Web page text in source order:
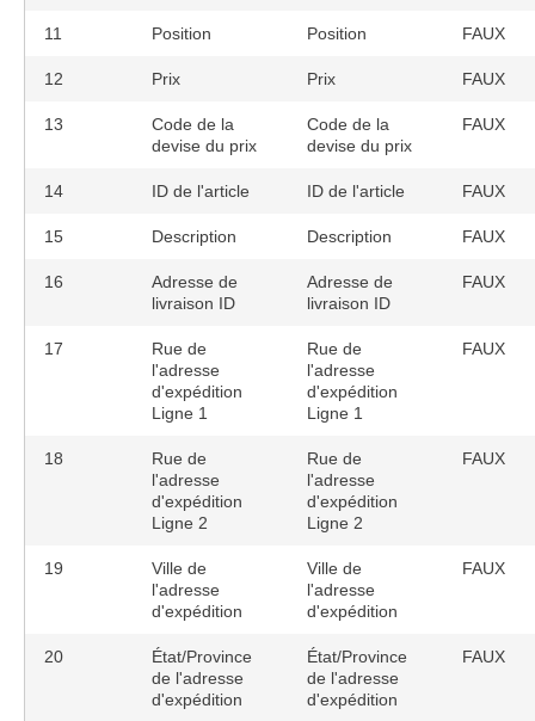
11 Position Position FAUX
12 Prix Prix FAUX
13
Code de la
devise du prix
Code de la
devise du prix
FAUX
14 ID de l'article ID de l'article FAUX
15 Description Description FAUX
16
Adresse de
livraison ID
Adresse de
livraison ID
FAUX
17
Rue de
l'adresse
d'expédition
Ligne 1
Rue de
l'adresse
d'expédition
Ligne 1
FAUX
18
Rue de
l'adresse
d'expédition
Ligne 2
Rue de
l'adresse
d'expédition
Ligne 2
FAUX
19
Ville de
l'adresse
d'expédition
Ville de
l'adresse
d'expédition
FAUX
20
État/Province
de l'adresse
d'expédition
État/Province
de l'adresse
d'expédition
FAUX